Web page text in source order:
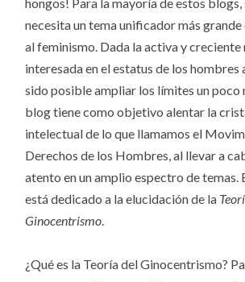
necesita un tema unificador más
al feminismo. Dada la activa y creciente
interesada en el estatus de los hombres
sido posible ampliar los límites un poco
blog tiene como objetivo alentar la
intelectual de lo que llamamos el
Derechos de los Hombres, al llevar a
atento en un amplio espectro de temas.
está dedicado a la elucidación de la
Ginocentrismo
¿Qué es la Teoría del Ginocentrismo?